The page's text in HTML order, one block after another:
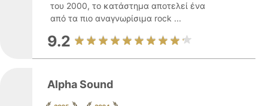
του 2000, το κατάστημα αποτελεί ένα
από τα πιο αναγνωρίσιμα rock ...
9.2
Alpha Sound